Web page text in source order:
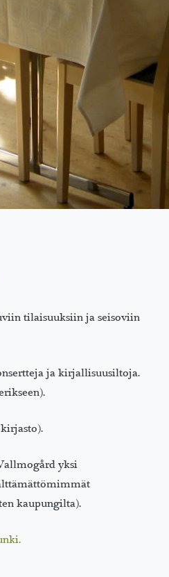
tilaisuuksiin ja seisoviin
ja kirjallisuusiltoja.
yksi
kaupungilta).